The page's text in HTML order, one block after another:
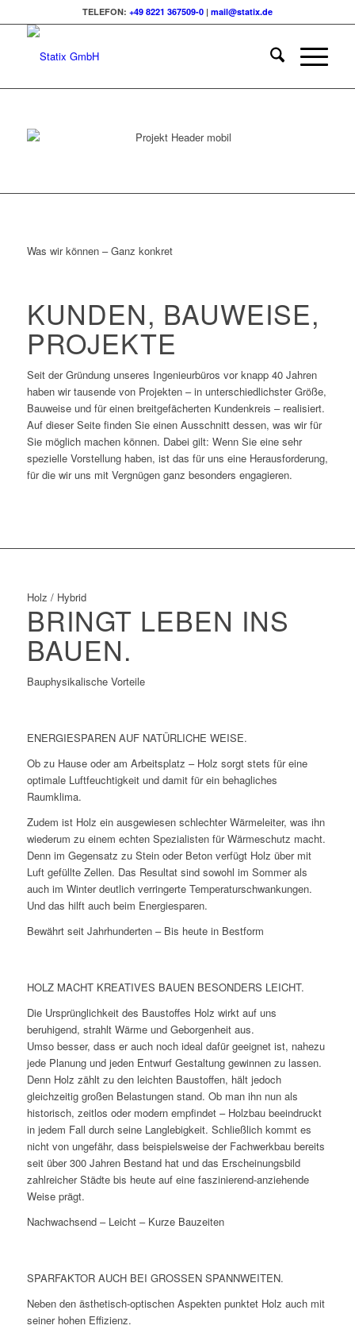
TELEFON: +49 8221 367509-0| mail@statix.de
Was wir können – Ganz konkret
KUNDEN, BAUWEISE,
PROJEKTE
Seit der Gründung unseres Ingenieurbüros vor knapp 40 Jahren
haben wir tausende von Projekten – in unterschiedlichster Größe,
Bauweise und für einen breitgefächerten Kundenkreis – realisiert.
Auf dieser Seite finden Sie einen Ausschnitt dessen, was wir für
Sie möglich machen können. Dabei gilt: Wenn Sie eine sehr
spezielle Vorstellung haben, ist das für uns eine Herausforderung,
für die wir uns mit Vergnügen ganz besonders engagieren.
Holz / Hybrid
BRINGT LEBEN INS
BAUEN.
Bauphysikalische Vorteile
ENERGIESPAREN AUF NATÜRLICHE WEISE.
Ob zu Hause oder am Arbeitsplatz – Holz sorgt stets für eine
optimale Luftfeuchtigkeit und damit für ein behagliches
Raumklima.
Zudem ist Holz ein ausgewiesen schlechter Wärmeleiter, was ihn
wiederum zu einem echten Spezialisten für Wärmeschutz macht.
Denn im Gegensatz zu Stein oder Beton verfügt Holz über mit
Luft gefüllte Zellen. Das Resultat sind sowohl im Sommer als
auch im Winter deutlich verringerte Temperaturschwankungen.
Und das hilft auch beim Energiesparen.
Bewährt seit Jahrhunderten – Bis heute in Bestform
HOLZ MACHT KREATIVES BAUEN BESONDERS LEICHT.
Die Ursprünglichkeit des Baustoffes Holz wirkt auf uns
beruhigend, strahlt Wärme und Geborgenheit aus.
Umso besser, dass er auch noch ideal dafür geeignet ist, nahezu
jede Planung und jeden Entwurf Gestaltung gewinnen zu lassen.
Denn Holz zählt zu den leichten Baustoffen, hält jedoch
gleichzeitig großen Belastungen stand. Ob man ihn nun als
historisch, zeitlos oder modern empfindet – Holzbau beeindruckt
in jedem Fall durch seine Langlebigkeit. Schließlich kommt es
nicht von ungefähr, dass beispielsweise der Fachwerkbau bereits
seit über 300 Jahren Bestand hat und das Erscheinungsbild
zahlreicher Städte bis heute auf eine faszinierend-anziehende
Weise prägt.
Nachwachsend – Leicht – Kurze Bauzeiten
SPARFAKTOR AUCH BEI GROSSEN SPANNWEITEN.
Neben den ästhetisch-optischen Aspekten punktet Holz auch mit
seiner hohen Effizienz.